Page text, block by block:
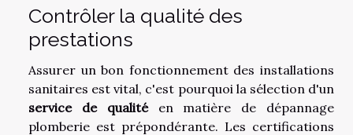
Contrôler la qualité des
prestations
Assurer un bon fonctionnement des installations
sanitaires est vital, c'est pourquoi la sélection d'un
service de qualitéen matière de dépannage
plomberie est prépondérante. Les certifications